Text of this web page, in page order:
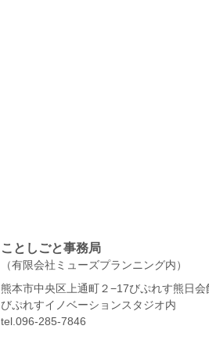
ことしごと事務局
（有限会社ミューズプランニング内）
熊本市中央区上通町２−17びぷれす熊日会
びぷれすイノベーションスタジオ内
tel.096-285-7846